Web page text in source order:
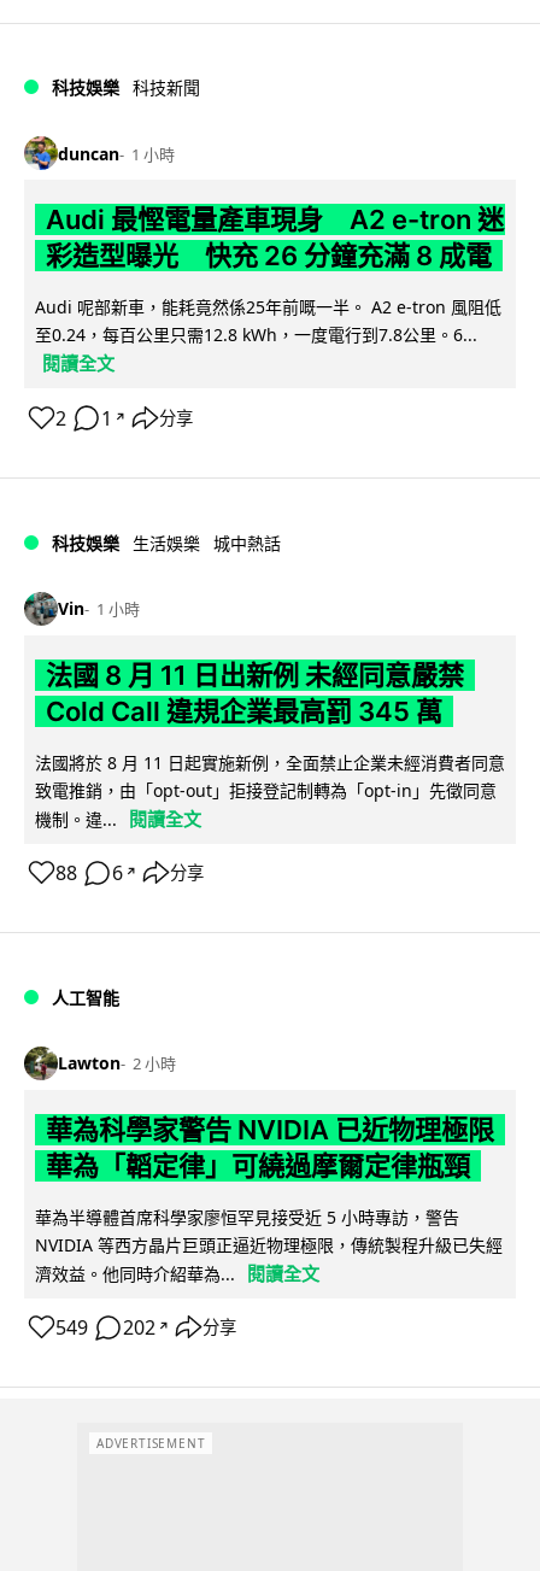
科技娛樂 科技新聞
duncan 1 小時
Audi 最慳電量產車現身 A2 e-tron 迷
彩造型曝光 快充 26 分鐘充滿 8 成電
Audi 呢部新車，能耗竟然係25年前嘅一半。 A2 e-tron 風阻低
至0.24，每百公里只需12.8 kWh，一度電行到7.8公里。6...
閱讀全文
2 1 ↗ 分享
科技娛樂 生活娛樂 城中熱話
Vin 1 小時
法國 8 月 11 日出新例 未經同意嚴禁
Cold Call 違規企業最高罰 345 萬
法國將於 8 月 11 日起實施新例，全面禁止企業未經消費者同意
致電推銷，由「opt-out」拒接登記制轉為「opt-in」先徵同意
機制。違...
閱讀全文
88 6 ↗ 分享
人工智能
Lawton 2 小時
華為科學家警告 NVIDIA 已近物理極限
華為「韜定律」可繞過摩爾定律瓶頸
華為半導體首席科學家廖恒罕見接受近 5 小時專訪，警告
NVIDIA 等西方晶片巨頭正逼近物理極限，傳統製程升級已失經
濟效益。他同時介紹華為...
閱讀全文
549 202 ↗ 分享
ADVERTISEMENT